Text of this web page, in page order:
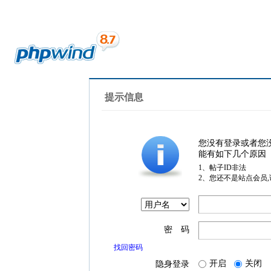
提示信息
您没有登录或者您
能有如下几个原因
1、帖子ID非法
2、您还不是站点会员
密 码
找回密码
隐身登录 开启 关闭